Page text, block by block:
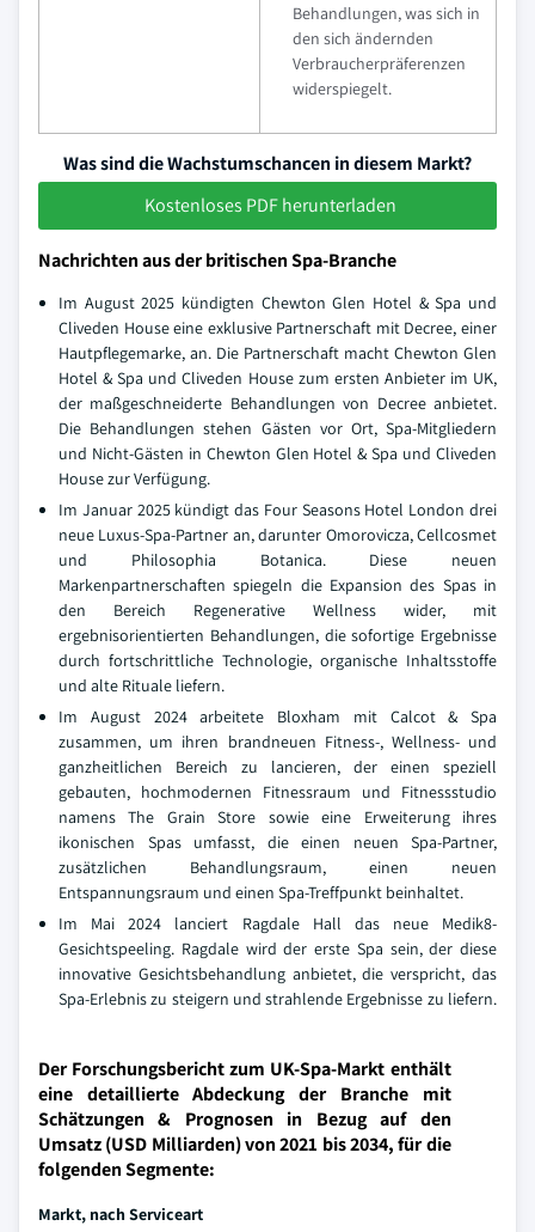
Behandlungen, was sich in
den sich ändernden
Verbraucherpräferenzen
widerspiegelt.
Was sind die Wachstumschancen in diesem Markt?
Kostenloses PDF herunterladen
Nachrichten aus der britischen Spa-Branche
Im August 2025 kündigten Chewton Glen Hotel & Spa und
Cliveden House eine exklusive Partnerschaft mit Decree, einer
Hautpflegemarke, an. Die Partnerschaft macht Chewton Glen
Hotel & Spa und Cliveden House zum ersten Anbieter im UK,
der maßgeschneiderte Behandlungen von Decree anbietet.
Die Behandlungen stehen Gästen vor Ort, Spa-Mitgliedern
und Nicht-Gästen in Chewton Glen Hotel & Spa und Cliveden
House zur Verfügung.
Im Januar 2025 kündigt das Four Seasons Hotel London drei
neue Luxus-Spa-Partner an, darunter Omorovicza, Cellcosmet
und Philosophia Botanica. Diese neuen
Markenpartnerschaften spiegeln die Expansion des Spas in
den Bereich Regenerative Wellness wider, mit
ergebnisorientierten Behandlungen, die sofortige Ergebnisse
durch fortschrittliche Technologie, organische Inhaltsstoffe
und alte Rituale liefern.
Im August 2024 arbeitete Bloxham mit Calcot & Spa
zusammen, um ihren brandneuen Fitness-, Wellness- und
ganzheitlichen Bereich zu lancieren, der einen speziell
gebauten, hochmodernen Fitnessraum und Fitnessstudio
namens The Grain Store sowie eine Erweiterung ihres
ikonischen Spas umfasst, die einen neuen Spa-Partner,
zusätzlichen Behandlungsraum, einen neuen
Entspannungsraum und einen Spa-Treffpunkt beinhaltet.
Im Mai 2024 lanciert Ragdale Hall das neue Medik8-
Gesichtspeeling. Ragdale wird der erste Spa sein, der diese
innovative Gesichtsbehandlung anbietet, die verspricht, das
Spa-Erlebnis zu steigern und strahlende Ergebnisse zu liefern.
Der Forschungsbericht zum UK-Spa-Markt enthält
eine detaillierte Abdeckung der Branche mit
Schätzungen & Prognosen in Bezug auf den
Umsatz (USD Milliarden) von 2021 bis 2034, für die
folgenden Segmente:
Markt, nach Serviceart